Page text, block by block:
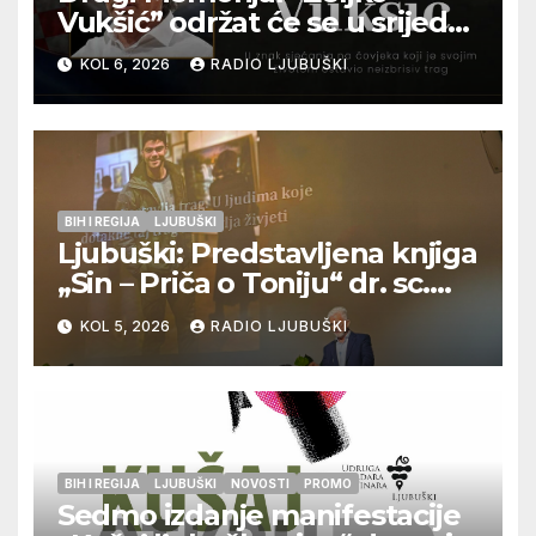
Vukšić” održat će se u srijedu
12. kolovoza u Otoku
KOL 6, 2026 RADIO LJUBUŠKI
BIH I REGIJA LJUBUŠKI
Ljubuški: Predstavljena knjiga
„Sin – Priča o Toniju“ dr. sc.
Zdenka Hercega
KOL 5, 2026 RADIO LJUBUŠKI
BIH I REGIJA LJUBUŠKI NOVOSTI PROMO
Sedmo izdanje manifestacije